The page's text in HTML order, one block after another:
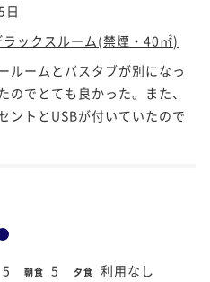
日
ックスルーム(禁煙・40㎡)
ルームとバスタブが別になっ
でとても良かった。また、
ントとUSBが付いていたので
5 朝食 5 夕食 利用なし